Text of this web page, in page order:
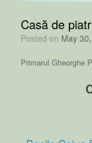
Casă de
Posted on May
Primarul Gheorghe